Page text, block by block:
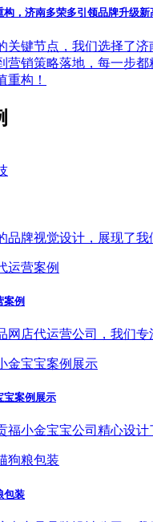
构，济南多荣多引领品牌升级新
关键节点，我们选择了
营销策略落地，每一步
重构！
品牌视觉设计，展现了我
案例
网店代运营公司，我们专
宝案例展示
福小金宝宝公司精心设
包装